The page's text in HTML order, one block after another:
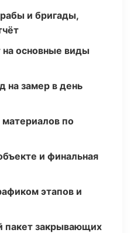
и бригады,
на основные виды
на замер в день
по
и финальная
этапов и
пакет закрывающих